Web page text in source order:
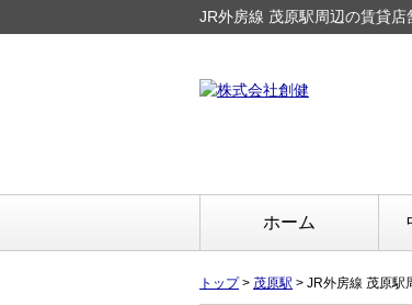
JR外房線 茂原駅周辺の賃貸
ホーム
トップ> 茂原駅 > JR外房線 茂原駅